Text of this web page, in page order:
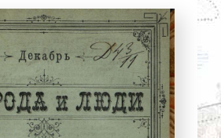
Найти